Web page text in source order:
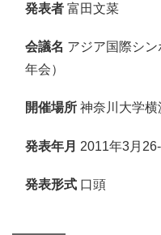
発表者 富田文菜
会議名 アジア国際シ
年会）
開催場所 神奈川大学横
発表年月 2011年3月
発表形式 口頭